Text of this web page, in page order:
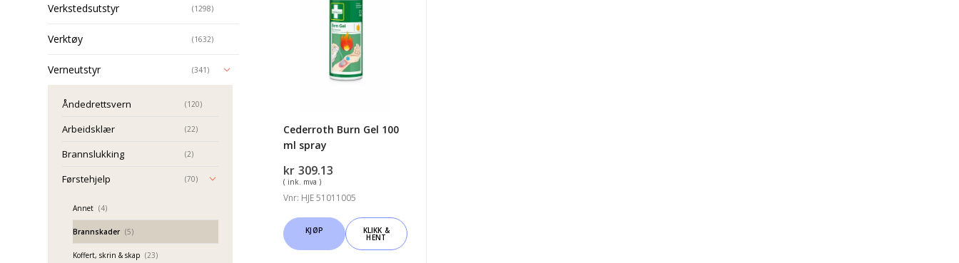
Verkstedsutstyr (1298)
Verktøy (1632)
Verneutstyr (341)
Åndedrettsvern (120)
Arbeidsklær (22)
Brannslukking (2)
Førstehjelp (70)
Annet (4)
Brannskader (5)
Koffert, skrin & skap (23)
Cederroth Burn Gel 100
ml spray
kr 309.13
( ink. mva )
Vnr: HJE 51011005
KJØP KLIKK &
HENT